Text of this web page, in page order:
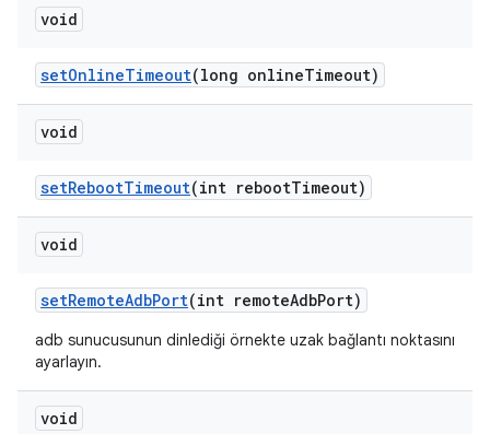
void
setOnlineTimeout(long onlineTimeout)
void
setRebootTimeout(int rebootTimeout)
void
setRemoteAdbPort(int remoteAdbPort)
adb sunucusunun dinlediği örnekte uzak bağlantı noktasını
ayarlayın.
void